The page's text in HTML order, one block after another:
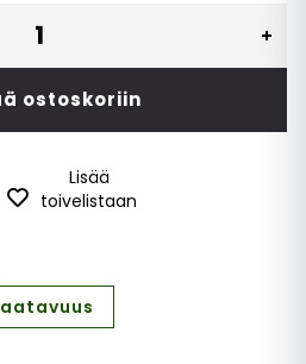
ostoskoriin
Lisää
toivelistaan